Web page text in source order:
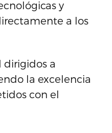
y
a los
dirigidos a
la excelencia
con el